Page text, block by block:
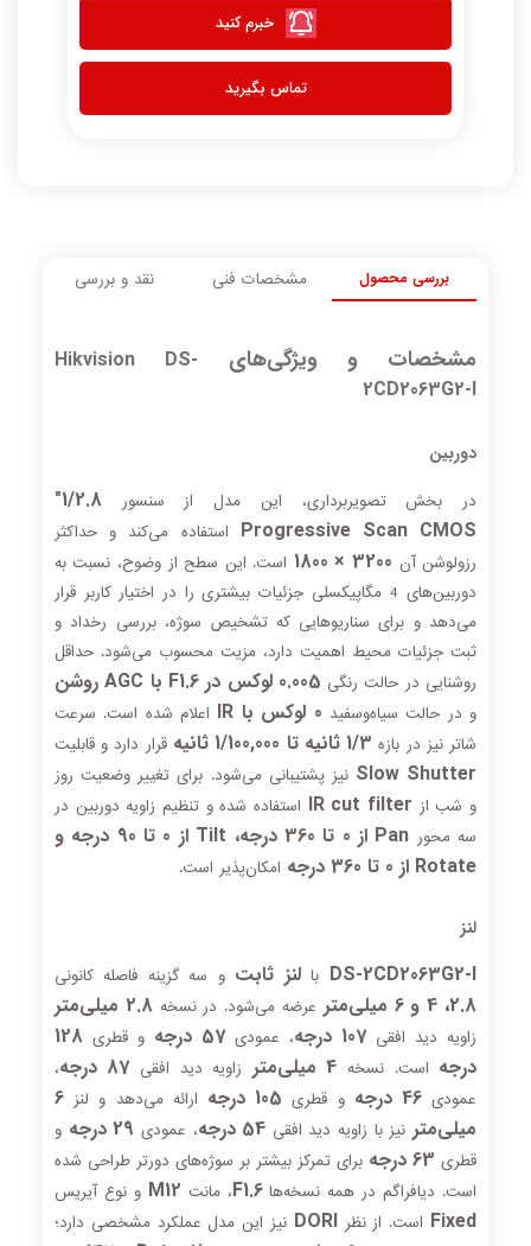
خبرم کنید
تماس بگیرید
بررسی محصول مشخصات فنی نقد و بررسی
مشخصات و ویژگی‌های
Hikvision DS-
2CD2063G2-I
دوربین
در بخش تصویربرداری، این مدل از سنسور
1/2.8"
Progressive Scan CMOS استفاده می‌کند و حداکثر
رزولوشن آن 3200 × 1800
است. این سطح از وضوح، نسبت به
دوربین‌های 4 مگاپیکسلی جزئیات بیشتری را در اختیار کاربر قرار
می‌دهد و برای سناریوهایی که تشخیص سوژه، بررسی رخداد و
ثبت جزئیات محیط اهمیت دارد، مزیت محسوب می‌شود. حداقل
روشنایی در حالت رنگی 0.005 لوکس در F1.6 با AGC روشن
و در حالت سیاه‌وسفید 0 لوکس با IR
اعلام شده است. سرعت
شاتر نیز در بازه 1/3 ثانیه تا 1/100,000 ثانیه قرار دارد و قابلیت
Slow Shutter نیز پشتیبانی می‌شود. برای تغییر وضعیت روز
و شب از IR cut filter استفاده شده و تنظیم زاویه دوربین در
سه محور
Pan از 0 تا 360 درجه، Tilt از 0 تا 90 درجه و
Rotate از 0 تا 360 درجه
امکان‌پذیر است.
لنز
DS-2CD2063G2-I بالنز ثابت و سه گزینه فاصله کانونی
2.8، 4 و 6 میلی‌متر عرضه می‌شود. در نسخه2.8 میلی‌متر
زاویه دید افقی107 درجه ، عمودی57 درجه و قطری128
درجه است. نسخه 4 میلی‌متر زاویه دید افقی87 درجه
،
عمودی46 درجه و قطری 105 درجه ارائه می‌دهد و لنز6
میلی‌متر نیز با زاویه دید افقی 54 درجه ، عمودی 29 درجه
و
قطری 63 درجه
برای تمرکز بیشتر بر سوژه‌های دورتر طراحی شده
است. دیافراگم در همه نسخه‌هاF1.6، مانت M12 و نوع آیریس
Fixed است. از نظرDORI نیز این مدل عملکرد مشخصی دارد؛